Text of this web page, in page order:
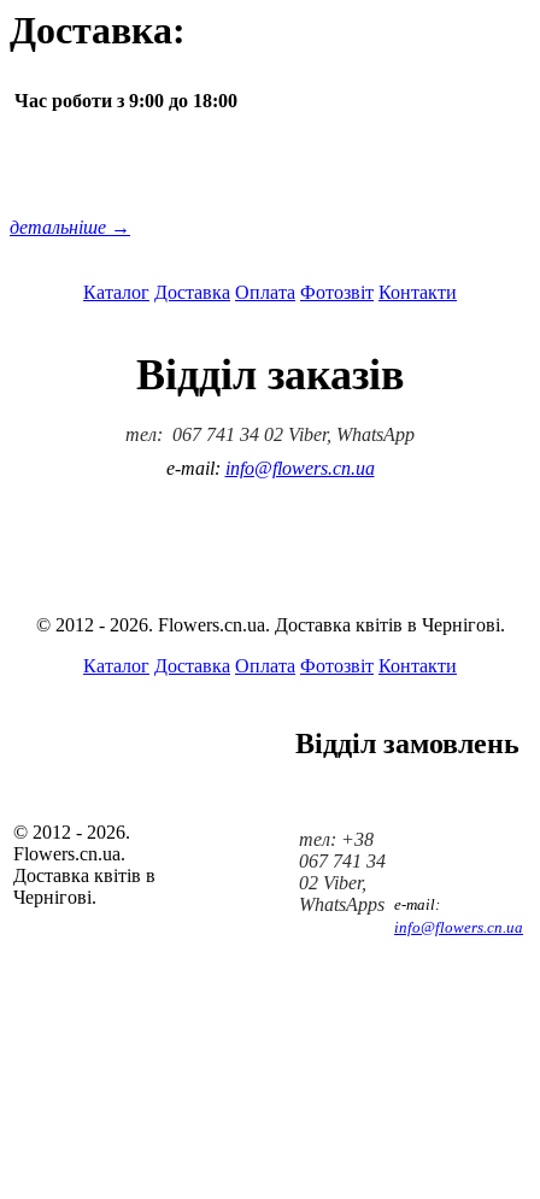
Доставка:
Час роботи з 9:00 до 18:00
детальніше →
Каталог Доставка Оплата Фотозвіт Контакти
Відділ заказів
тел: 067 741 34 02 Viber, WhatsApp
e-mail: info@flowers.cn.ua
© 2012 - 2026. Flowers.cn.ua. Доставка квітів в Чернігові.
Каталог Доставка Оплата Фотозвіт Контакти
© 2012 - 2026.
Flowers.cn.ua.
Доставка квітів в
Чернігові.
Відділ замовлень
тел: +38
067 741 34
02 Viber,
WhatsApps e-mail:
info@flowers.cn.ua